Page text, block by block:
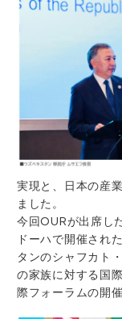
実現と、日本の産
ました。
今回OURが出席し
ドーハで開催され
タンのシャフカト
の家族に対する国
際フォーラムの開